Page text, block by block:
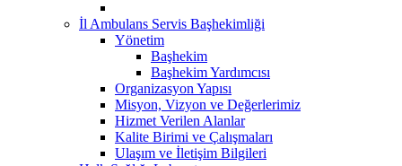
İl Ambulans Servis Başhekimliği
Yönetim
Başhekim
Başhekim Yardımcısı
Organizasyon Yapısı
Misyon, Vizyon ve Değerlerimiz
Hizmet Verilen Alanlar
Kalite Birimi ve Çalışmaları
Ulaşım ve İletişim Bilgileri